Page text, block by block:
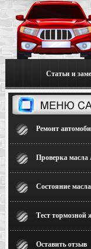
Статьи и
Ремонт
Проверка
Состояние
Тест тормозной
Оставить отзыв